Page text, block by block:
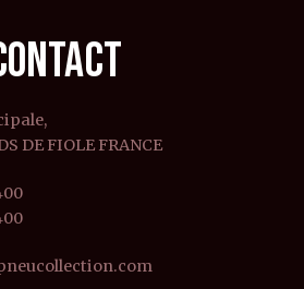
DE FIOLE FRANCE